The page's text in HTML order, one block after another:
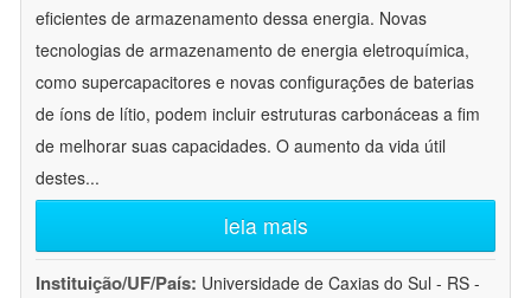
eficientes de armazenamento dessa energia. Novas
tecnologias de armazenamento de energia eletroquímica,
como supercapacitores e novas configurações de baterias
de íons de lítio, podem incluir estruturas carbonáceas a fim
de melhorar suas capacidades. O aumento da vida útil
destes...
leia mais
Instituição/UF/País: Universidade de Caxias do Sul - RS -